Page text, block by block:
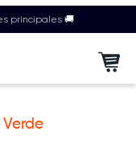
principales 🚚